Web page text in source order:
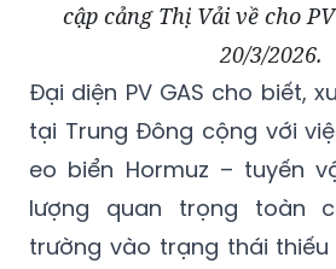
cập cảng Thị Vải về cho
20/3/2026.
Đại diện PV GAS cho biết,
tại Trung Đông cộng với
eo biển Hormuz – tuyến
lượng quan trọng toàn
trường vào trạng thái